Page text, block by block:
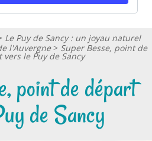
Le Puy de Sancy : un joyau naturel
l'Auvergne> Super Besse, point de
vers le Puy de Sancy
point de départ
de Sancy